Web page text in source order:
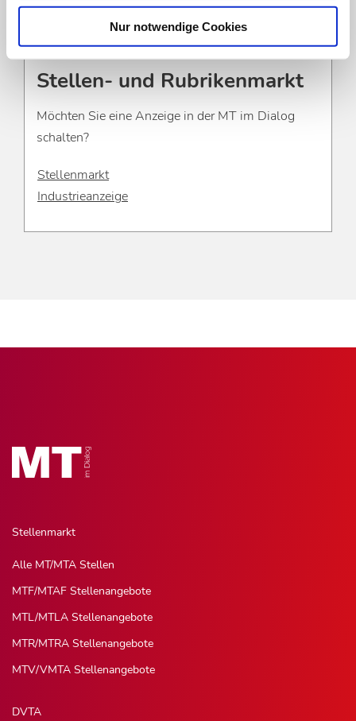
Nur notwendige Cookies
Stellen- und Rubrikenmarkt
Möchten Sie eine Anzeige in der MT im Dialog
schalten?
Stellenmarkt
Industrieanzeige
Stellenmarkt
Alle MT/MTA Stellen
MTF/MTAF Stellenangebote
MTL/MTLA Stellenangebote
MTR/MTRA Stellenangebote
MTV/VMTA Stellenangebote
DVTA